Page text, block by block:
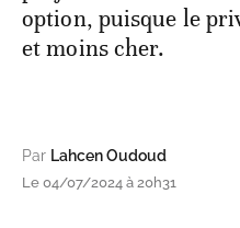
option, puisque le
et moins cher.
Par Lahcen Oudoud
Le 04/07/2024 à 20h31